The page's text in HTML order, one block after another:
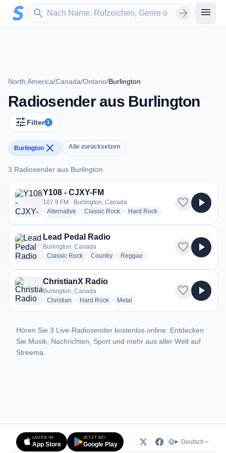
Zum Hauptinhalt springen
search
Sender suchen arrow_forward menu
North America/Canada/Ontario/Burlington
Radiosender aus Burlington
tune Filter 1
Burlington close Alle zurücksetzen
3 Radiosender aus Burlington
3 Radiosender aus Burlington
Y108 - CJXY-FM
107.9 FM · Burlington, Canada
Alternative radio stations
Classic Rockradio stations
Hard Rockradio stations
favorite play_arrow
Lead Pedal Radio
Burlington, Canada
Classic Rockradio stations
Countryradio stations
Reggae
favorite play_arrow
ChristianX Radio
Burlington, Canada
Christian radio stations
Hard Rockradio stations
Metal
favorite play_arrow
Hören Sie 3 Live-Radiosender kostenlos online. Entdecken
Sie Musik, Nachrichten, Sport und mehr aus aller Welt auf
Streema.
LADEN IM
App Store
JETZT BEI
Google Play Deutsch